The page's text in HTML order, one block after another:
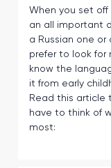
кабинет
школы
Помочь
выборе?
When you set off
an all important
a Russian one
prefer to look for
know the
it from early
Read this article
have to think of
most: